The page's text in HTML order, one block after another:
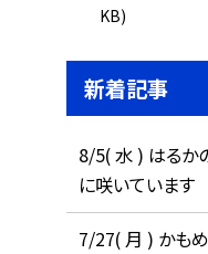
KB)
新着記事
8/5( 水 ) はるか
に咲いています
7/27( 月 ) かも